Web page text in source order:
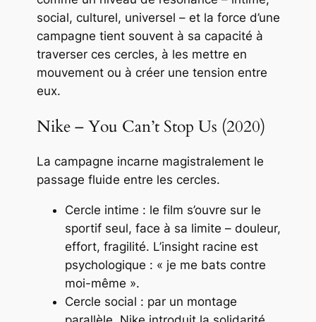
social, culturel, universel – et la force d’une
campagne tient souvent à sa capacité à
traverser ces cercles, à les mettre en
mouvement ou à créer une tension entre
eux.
Nike – You Can’t Stop Us (2020)
La campagne incarne magistralement le
passage fluide entre les cercles.
Cercle intime : le film s’ouvre sur le
sportif seul, face à sa limite – douleur,
effort, fragilité. L’insight racine est
psychologique : « je me bats contre
moi-même ».
Cercle social : par un montage